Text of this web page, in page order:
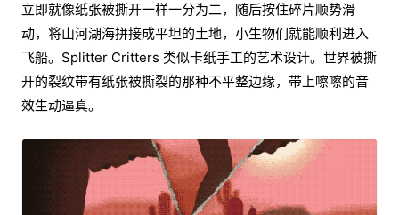
立即就像纸张被撕开一样一分为二，随后按住碎片顺势滑
动，将山河湖海拼接成平坦的土地，小生物们就能顺利进入
飞船。Splitter Critters 类似卡纸手工的艺术设计。世界被撕
开的裂纹带有纸张被撕裂的那种不平整边缘，带上嚓嚓的音
效生动逼真。